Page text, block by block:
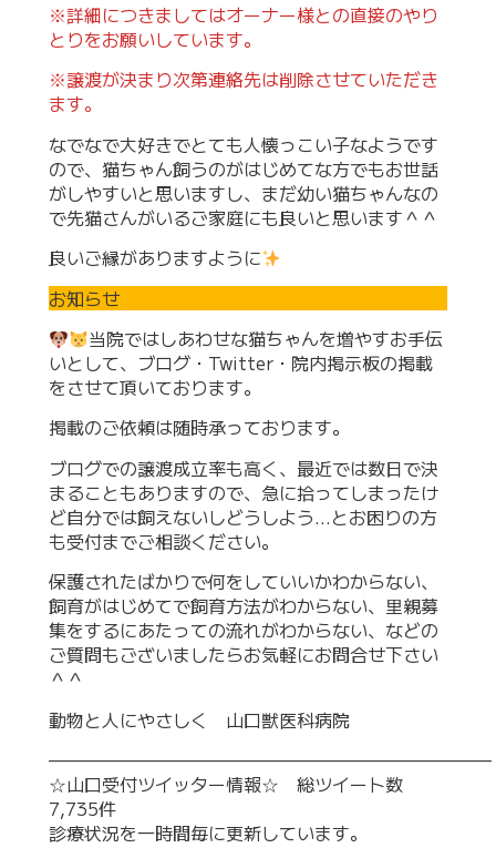
※詳細につきましてはオーナー様との直接のやり
とりをお願いしています。
※譲渡が決まり次第連絡先は削除させていただき
ます。
なでなで大好きでとても人懐っこい子なようです
ので、猫ちゃん飼うのがはじめてな方でもお世話
がしやすいと思いますし、まだ幼い猫ちゃんなの
で先猫さんがいるご家庭にも良いと思います＾＾
良いご縁がありますように
お知らせ
当院ではしあわせな猫ちゃんを増やすお手伝
いとして、ブログ・Twitter・院内掲示板の掲載
をさせて頂いております。
掲載のご依頼は随時承っております。
ブログでの譲渡成立率も高く、最近では数日で決
まることもありますので、急に拾ってしまったけ
ど自分では飼えないしどうしよう…とお困りの方
も受付までご相談ください。
保護されたばかりで何をしていいかわからない、
飼育がはじめてで飼育方法がわからない、里親募
集をするにあたっての流れがわからない、などの
ご質問もございましたらお気軽にお問合せ下さい
＾＾
動物と人にやさしく 山口獣医科病院
—————————————————————————
☆山口受付ツイッター情報☆ 総ツイート数
7,735件
診療状況を一時間毎に更新しています。